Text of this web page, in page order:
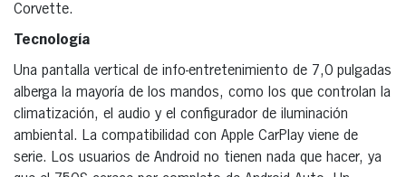
Corvette.
Tecnología
Una pantalla vertical de info-entretenimiento de 7,0 pulgadas
alberga la mayoría de los mandos, como los que controlan la
climatización, el audio y el configurador de iluminación
ambiental. La compatibilidad con Apple CarPlay viene de
serie. Los usuarios de Android no tienen nada que hacer, ya